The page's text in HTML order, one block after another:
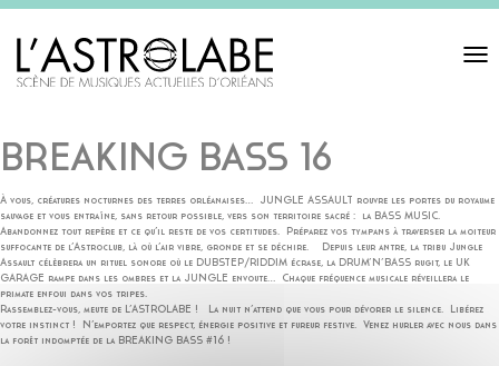
Toggle
BREAKING BASS 16
À vous, créatures nocturnes des terres orléanaises… JUNGLE ASSAULT rouvre les portes du royaume
sauvage et vous entraîne, sans retour possible, vers son territoire sacré : la BASS MUSIC.
Abandonnez tout repère et ce qu’il reste de vos certitudes. Préparez vos tympans à traverser la moiteur
suffocante de l’Astroclub, là où l’air vibre, gronde et se déchire. Depuis leur antre, la tribu Jungle
Assault célèbrera un rituel sonore où le DUBSTEP/RIDDIM écrase, la DRUM’N’BASS rugit, le UK
GARAGE rampe dans les ombres et la JUNGLE envoute… Chaque fréquence musicale réveillera le
primate enfoui dans vos tripes.
Rassemblez-vous, meute de L’ASTROLABE ! La nuit n’attend que vous pour dévorer le silence. Libérez
votre instinct ! N’emportez que respect, énergie positive et fureur festive. Venez hurler avec nous dans
la forêt indomptée de la BREAKING BASS #16 !